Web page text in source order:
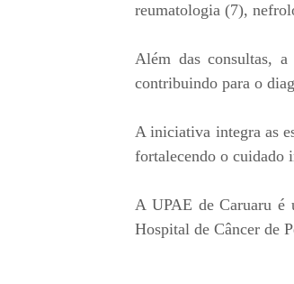
reumatologia (7),
Além das consultas, a
contribuindo para o
A iniciativa integra as
fortalecendo o cuidado
A UPAE de Caruaru é
Hospital de Câncer de